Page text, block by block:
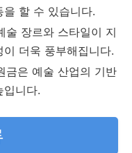
할 수 있습니다.
술 장르와 스타일이 지
더욱 풍부해집니다.
금은 예술 산업의 기반
입니다.